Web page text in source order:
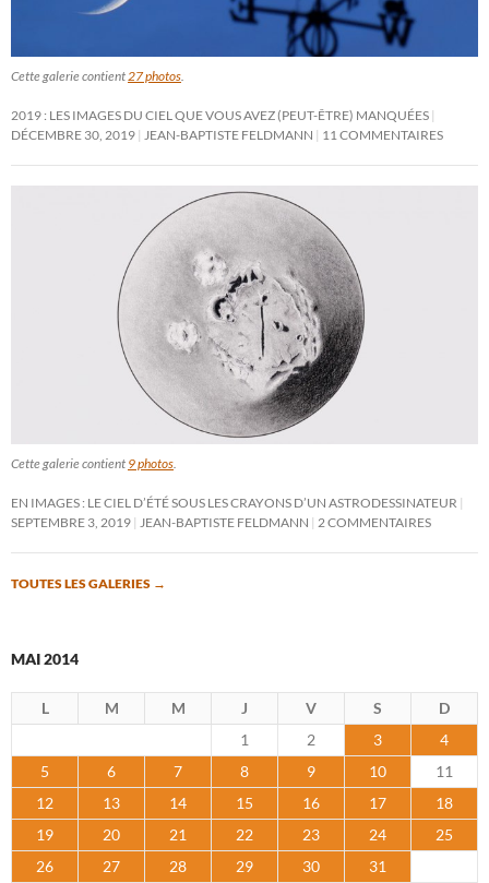
Cette galerie contient27 photos.
2019 : LES IMAGES DU CIEL QUE VOUS AVEZ (PEUT-ÊTRE) MANQUÉES
DÉCEMBRE 30, 2019 JEAN-BAPTISTE FELDMANN 11 COMMENTAIRES
Cette galerie contient 9 photos.
EN IMAGES : LE CIEL D’ÉTÉ SOUS LES CRAYONS D’UN ASTRODESSINATEUR
SEPTEMBRE 3, 2019 JEAN-BAPTISTE FELDMANN 2 COMMENTAIRES
TOUTES LES GALERIES →
MAI 2014
L M M J V S
D
1
2 3
4
5
6 7 8 9 10
11
12
13 14 15 16 17
18
19
20 21 22 23 24
25
26
27 28 29 30 31